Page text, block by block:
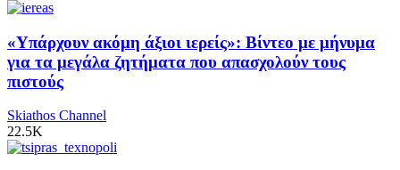
«Υπάρχουν ακόμη άξιοι ιερείς»: Βίντεο με μήνυμα
για τα μεγάλα ζητήματα που απασχολούν τους
πιστούς
Skiathos Channel
22.5K